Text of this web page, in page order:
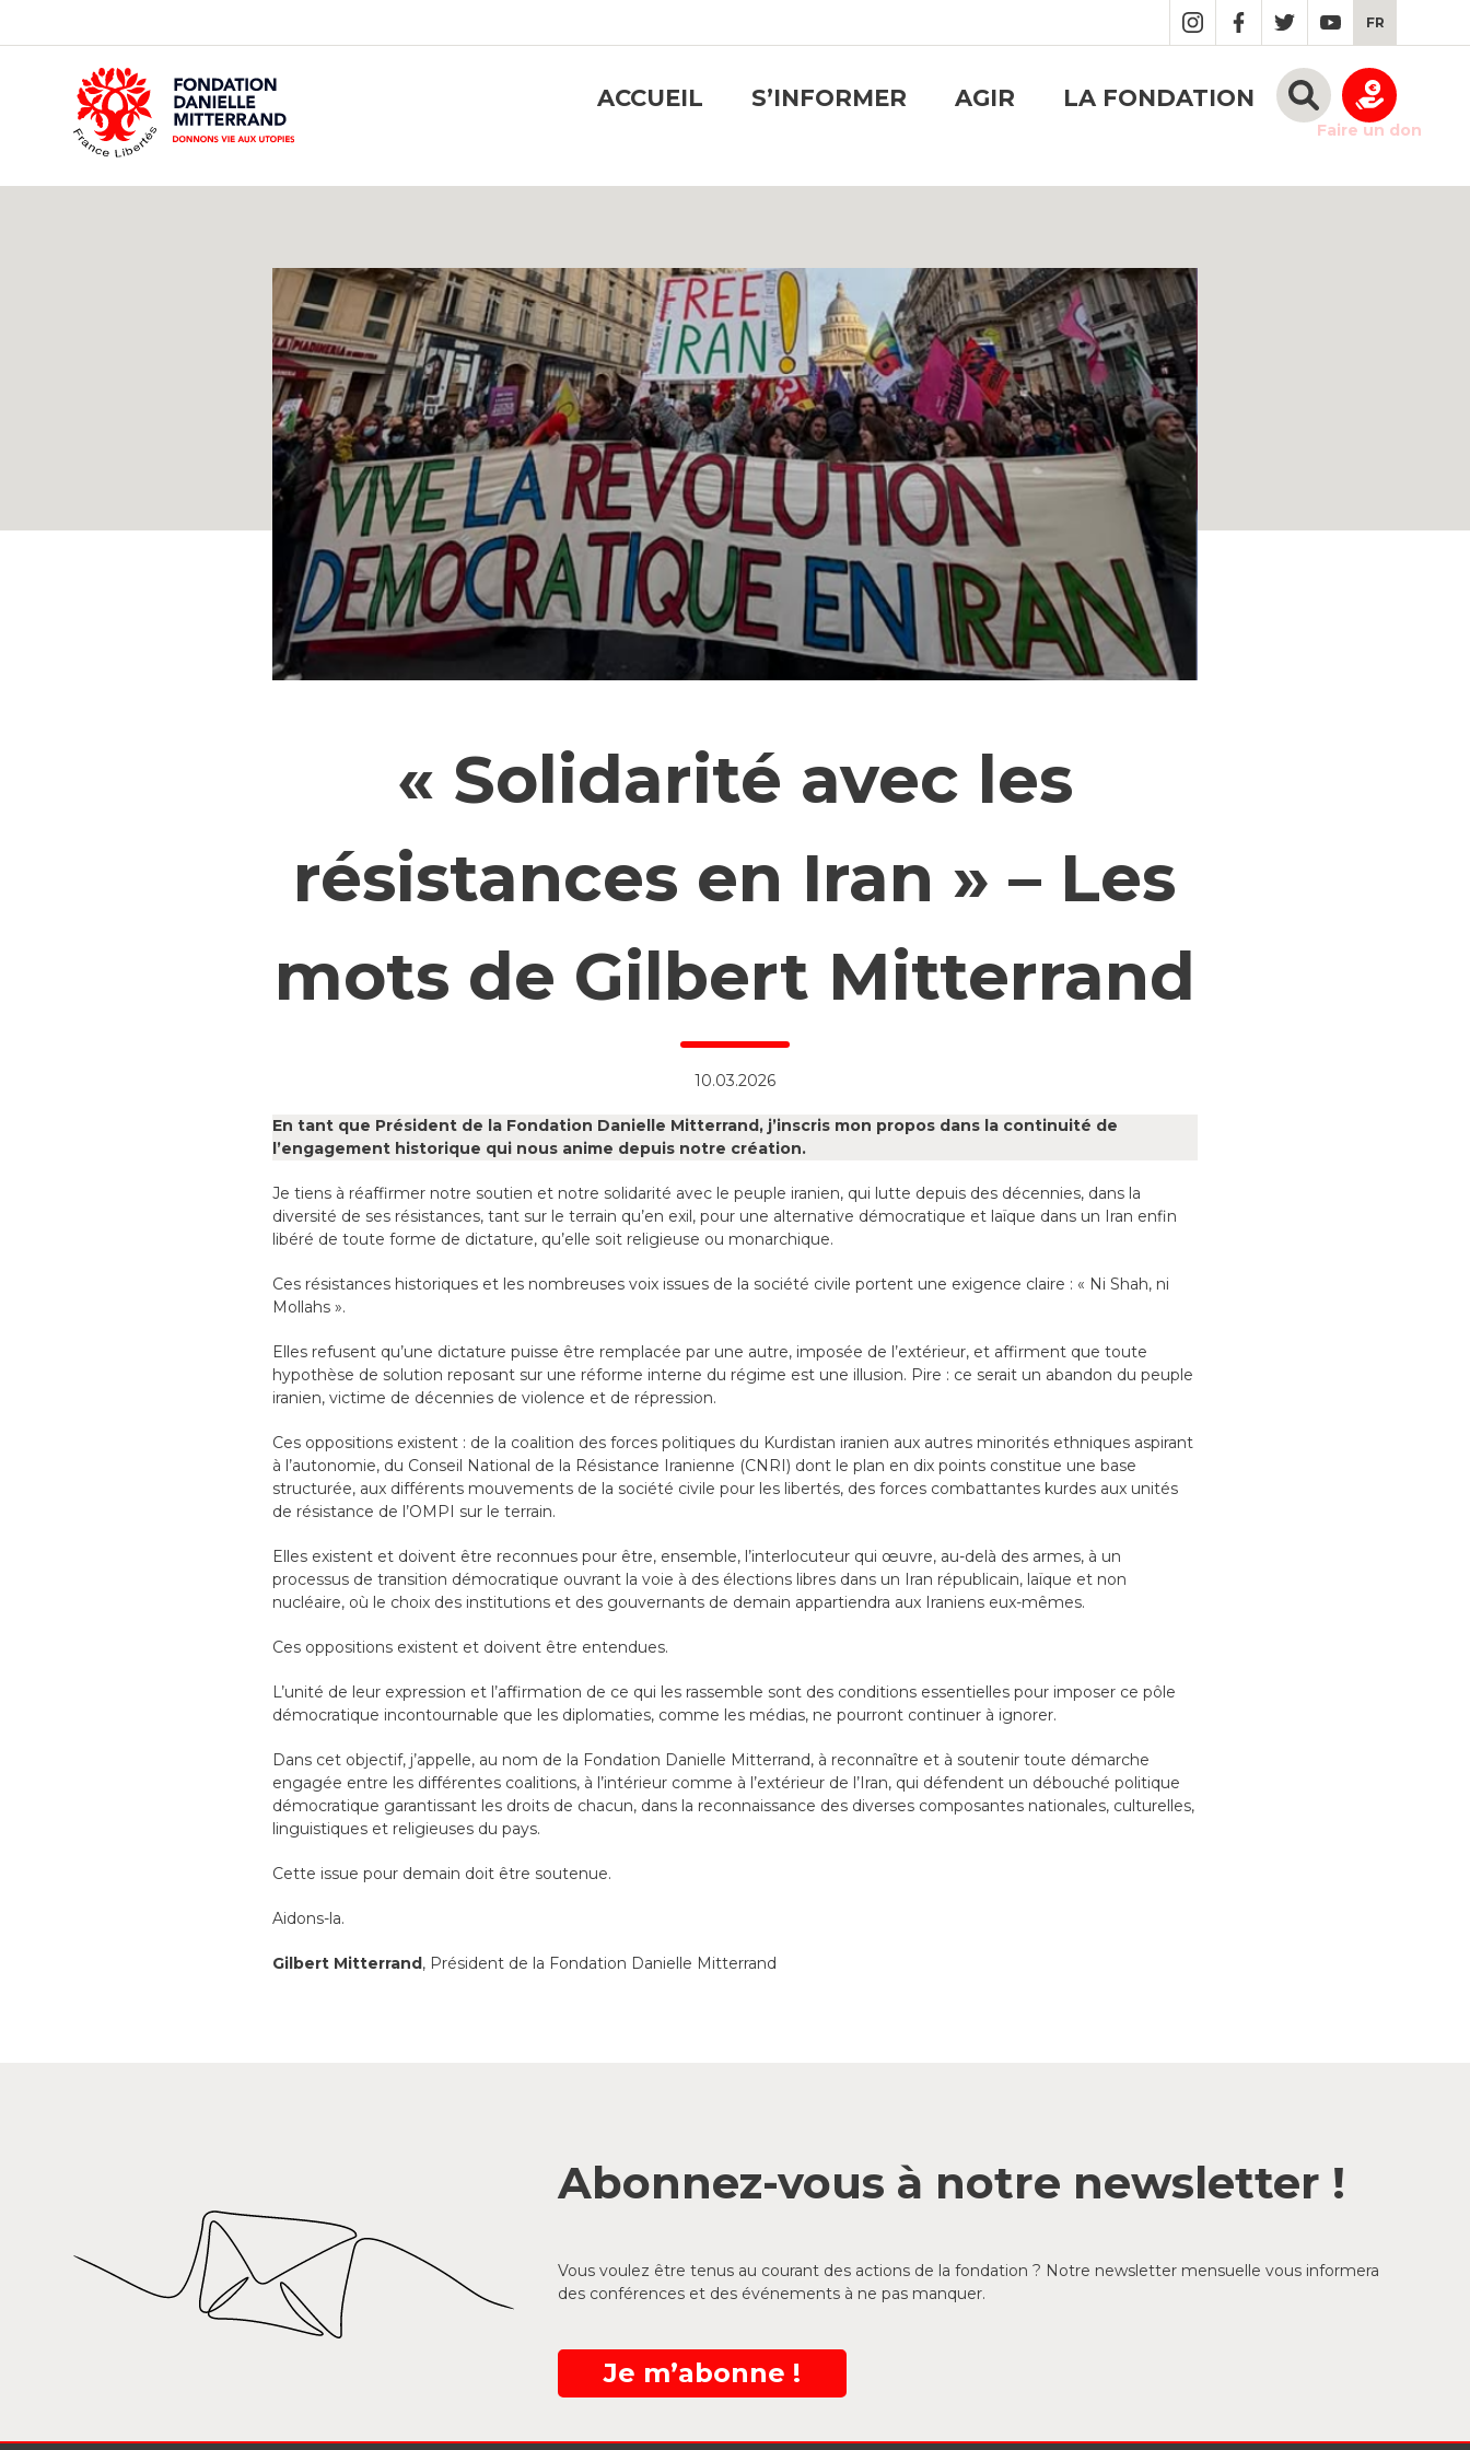
CONTENT
FR
ACCUEIL S’INFORMER AGIR LA FONDATION
Faire un don
« Solidarité avec les
résistances en Iran » – Les
mots de Gilbert Mitterrand
10.03.2026
En tant que Président de la Fondation Danielle Mitterrand, j’inscris mon propos dans la continuité de
l’engagement historique qui nous anime depuis notre création.
Je tiens à réaffirmer notre soutien et notre solidarité avec le peuple iranien, qui lutte depuis des décennies, dans la
diversité de ses résistances, tant sur le terrain qu’en exil, pour une alternative démocratique et laïque dans un Iran enfin
libéré de toute forme de dictature, qu’elle soit religieuse ou monarchique.
Ces résistances historiques et les nombreuses voix issues de la société civile portent une exigence claire : « Ni Shah, ni
Mollahs ».
Elles refusent qu’une dictature puisse être remplacée par une autre, imposée de l’extérieur, et affirment que toute
hypothèse de solution reposant sur une réforme interne du régime est une illusion. Pire : ce serait un abandon du peuple
iranien, victime de décennies de violence et de répression.
Ces oppositions existent : de la coalition des forces politiques du Kurdistan iranien aux autres minorités ethniques aspirant
à l’autonomie, du Conseil National de la Résistance Iranienne (CNRI) dont le plan en dix points constitue une base
structurée, aux différents mouvements de la société civile pour les libertés, des forces combattantes kurdes aux unités
de résistance de l’OMPI sur le terrain.
Elles existent et doivent être reconnues pour être, ensemble, l’interlocuteur qui œuvre, au-delà des armes, à un
processus de transition démocratique ouvrant la voie à des élections libres dans un Iran républicain, laïque et non
nucléaire, où le choix des institutions et des gouvernants de demain appartiendra aux Iraniens eux-mêmes.
Ces oppositions existent et doivent être entendues.
L’unité de leur expression et l’affirmation de ce qui les rassemble sont des conditions essentielles pour imposer ce pôle
démocratique incontournable que les diplomaties, comme les médias, ne pourront continuer à ignorer.
Dans cet objectif, j’appelle, au nom de la Fondation Danielle Mitterrand, à reconnaître et à soutenir toute démarche
engagée entre les différentes coalitions, à l’intérieur comme à l’extérieur de l’Iran, qui défendent un débouché politique
démocratique garantissant les droits de chacun, dans la reconnaissance des diverses composantes nationales, culturelles,
linguistiques et religieuses du pays.
Cette issue pour demain doit être soutenue.
Aidons-la.
Gilbert Mitterrand, Président de la Fondation Danielle Mitterrand
Abonnez-vous à notre newsletter !
Vous voulez être tenus au courant des actions de la fondation ? Notre newsletter mensuelle vous informera
des conférences et des événements à ne pas manquer.
Je m’abonne !